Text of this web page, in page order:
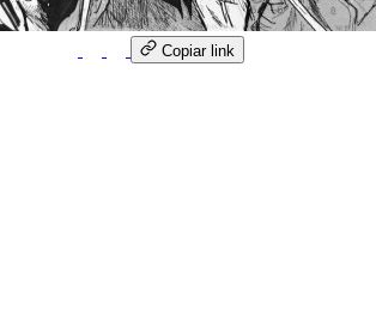
Copiar link